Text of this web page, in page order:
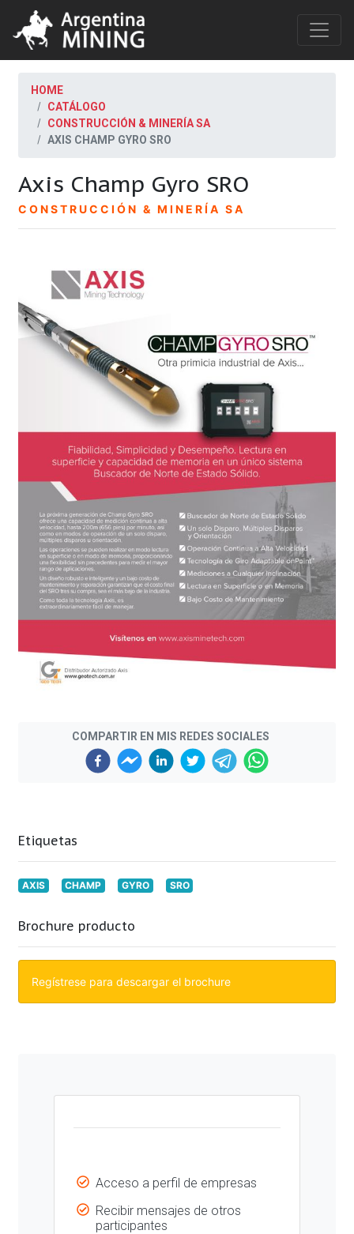
HOME
CATÁLOGO
CONSTRUCCIÓN & MINERÍA SA
AXIS CHAMP GYRO SRO
Axis Champ Gyro SRO
CONSTRUCCIÓN & MINERÍA SA
COMPARTIR EN MIS REDES SOCIALES
Etiquetas
AXIS CHAMP GYRO SRO
Brochure producto
Regístrese para descargar el brochure
Acceso a perfil de empresas
Recibir mensajes de otros
participantes